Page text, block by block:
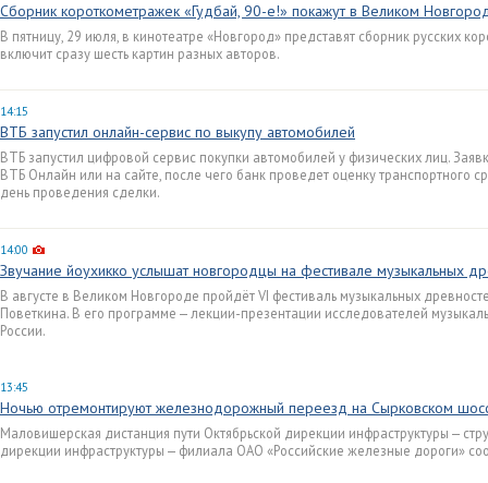
Сборник короткометражек «Гудбай, 90-е!» покажут в Великом
В пятницу, 29 июля, в кинотеатре «Новгород» представят сборник русских
включит сразу шесть картин разных авторов.
14:15
ВТБ запустил онлайн-сервис по выкупу автомобилей
ВТБ запустил цифровой сервис покупки автомобилей у физических лиц.
ВТБ Онлайн или на сайте, после чего банк проведет оценку транспортного
день проведения сделки.
14:00
Звучание йоухикко услышат новгородцы на фестивале музыкальных
В августе в Великом Новгороде пройдёт VI фестиваль музыкальных
Поветкина. В его программе — лекции-презентации исследователей
России.
13:45
Ночью отремонтируют железнодорожный переезд на Сырковском
Маловишерская дистанция пути Октябрьской дирекции инфраструктуры —
дирекции инфраструктуры — филиала ОАО «Российские железные дороги»